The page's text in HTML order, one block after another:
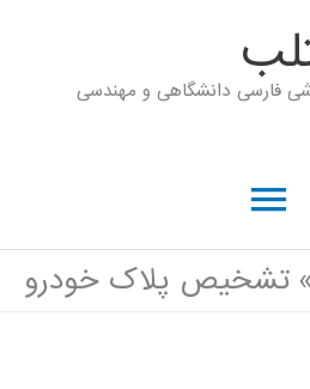
فارسی دانشگاهی و مهندسی
فهرست
اصلی
تشخیص پلاک خودرو